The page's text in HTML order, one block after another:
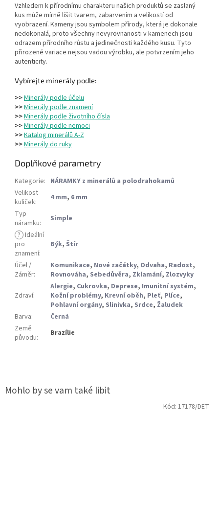
Vzhledem k přírodnímu charakteru našich produktů se zaslaný
kus může mírně lišit tvarem, zabarvením a velikostí od
vyobrazení. Kameny jsou symbolem přírody, která je dokonale
nedokonalá, proto všechny nevyrovnanosti v kamenech jsou
odrazem přírodního růstu a jedinečnosti každého kusu. Tyto
přirozené variace nejsou vadou výrobku, ale potvrzením jeho
autenticity.
Vybírejte minerály podle:
>>Minerály podle účelu
>>Minerály podle znamení
>>Minerály podle životního čísla
>>Minerály podle nemoci
>>Katalog minerálů A-Z
>>Minerály do ruky
Doplňkové parametry
Kategorie: NÁRAMKY z minerálů a polodrahokamů
Velikost
kuliček: 4 mm, 6 mm
Typ
náramku:
Simple
? Ideální
pro
znamení:
Býk, Štír
Účel /
Záměr:
Komunikace, Nové začátky, Odvaha, Radost,
Rovnováha, Sebedůvěra, Zklamání, Zlozvyky
Zdraví:
Alergie, Cukrovka, Deprese, Imunitní systém,
Kožní problémy, Krevní oběh, Pleť, Plíce,
Pohlavní orgány, Slinivka, Srdce, Žaludek
Barva:
Černá
Země
původu: Brazílie
Kód: 17178/DET